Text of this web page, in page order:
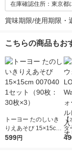
在庫確認住所：東京都
賞味期限/使用期限・
こちらの商品もお
トーヨー たのしいき
りえあそび 15×15cm
007040 1セット（90
599円
タ
r